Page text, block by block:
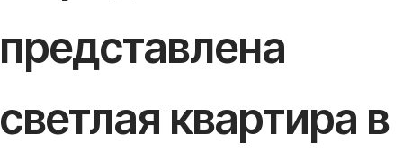
представлена
светлая квартира в